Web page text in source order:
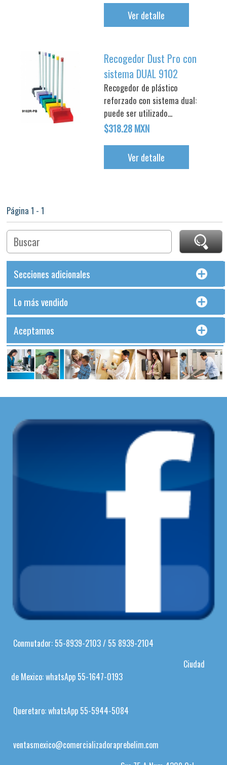
Ver detalle
Recogedor Dust Pro con
sistema DUAL 9102
Recogedor de plástico
reforzado con sistema dual:
puede ser utilizado...
$318.28 MXN
Ver detalle
Página 1 - 1
Secciones adicionales
Lo más vendido
Aceptamos
Conmutador: 55-8939-2103 / 55 8939-2104
Ciudad
de Mexico: whatsApp 55-1647-0193
Queretaro: whatsApp 55-5944-5084
ventasmexico@comercializadoraprebelim.com